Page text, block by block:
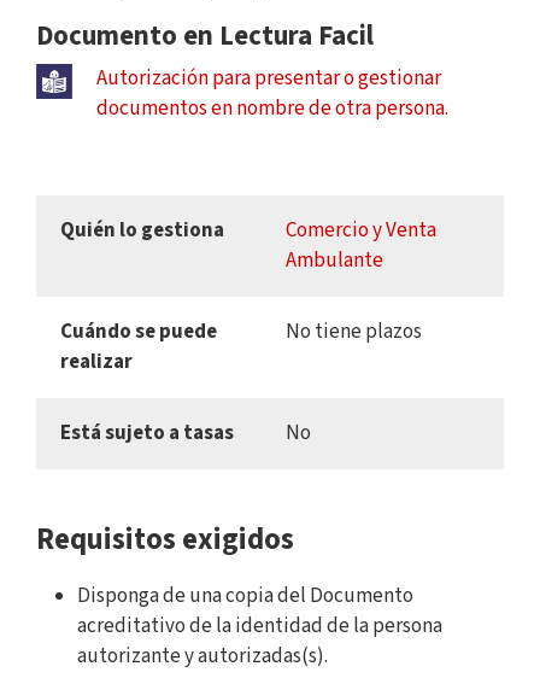
Documento en Lectura Facil
Autorización para presentar o gestionar
documentos en nombre de otra persona.
Quién lo gestiona
Comercio y Venta
Ambulante
Cuándo se puede
realizar
No tiene plazos
Está sujeto a tasas No
Requisitos exigidos
Disponga de una copia del Documento
acreditativo de la identidad de la persona
autorizante y autorizadas(s).